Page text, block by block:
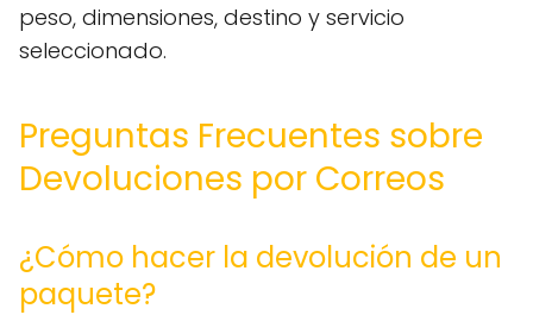
peso, dimensiones, destino y servicio
seleccionado.
Preguntas Frecuentes sobre
Devoluciones por Correos
¿Cómo hacer la devolución de un
paquete?